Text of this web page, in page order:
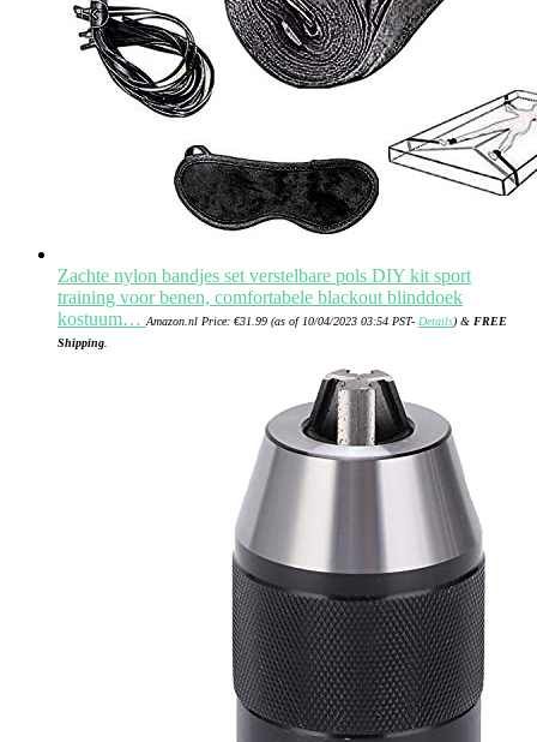
Zachte nylon bandjes set verstelbare pols DIY kit sport
training voor benen, comfortabele blackout blinddoek
kostuum… Amazon.nl Price: €31.99 (as of 10/04/2023 03:54 PST- Details) & FREE
Shipping